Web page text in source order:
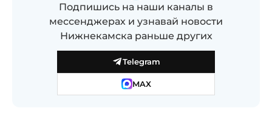
Подпишись на наши каналы в
мессенджерах и узнавай новости
Нижнекамска раньше других
Telegram
MAX